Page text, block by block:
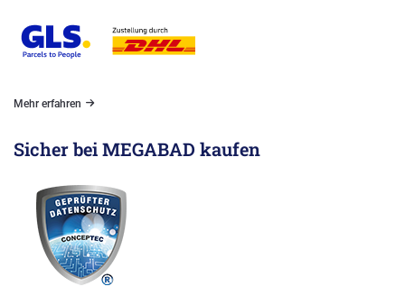
Mehr erfahren
Sicher bei MEGABAD kaufen